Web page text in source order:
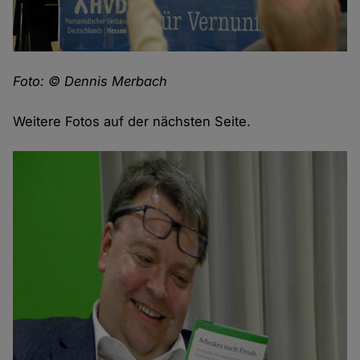
Foto: © Dennis Merbach
Weitere Fotos auf der nächsten Seite.